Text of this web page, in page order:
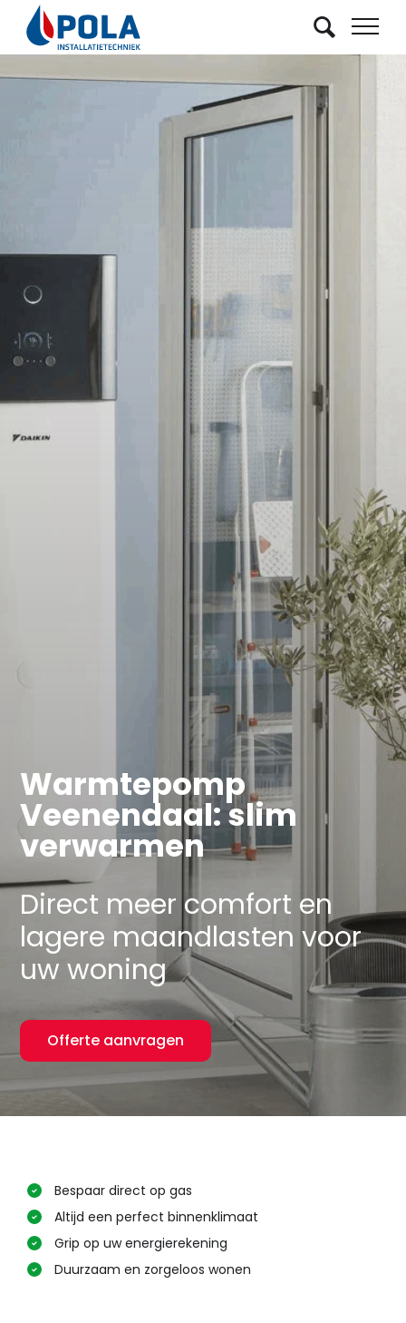
Warmtepomp
Veenendaal: slim
verwarmen
Direct meer comfort en
lagere maandlasten voor
uw woning
Offerte aanvragen
Bespaar direct op gas
Altijd een perfect binnenklimaat
Grip op uw energierekening
Duurzaam en zorgeloos wonen